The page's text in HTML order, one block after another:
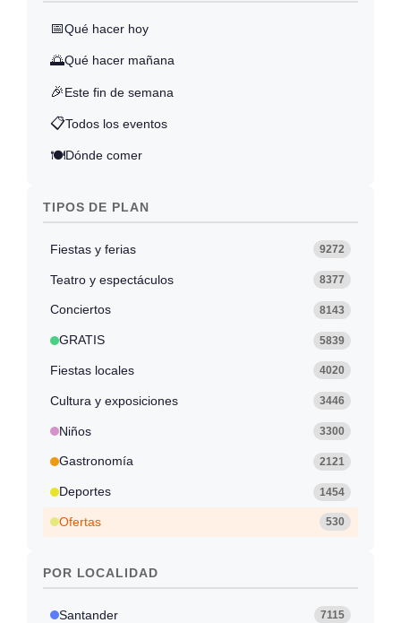
📅Qué hacer hoy
🌅Qué hacer mañana
🎉Este fin de semana
📋Todos los eventos
🍽️Dónde comer
TIPOS DE PLAN
Fiestas y ferias 9272
Teatro y espectáculos 8377
Conciertos 8143
GRATIS 5839
Fiestas locales 4020
Cultura y exposiciones 3446
Niños 3300
Gastronomía 2121
Deportes 1454
Ofertas 530
POR LOCALIDAD
Santander 7115